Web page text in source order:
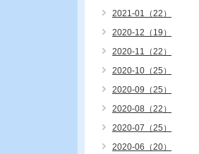
2021-01（22）
2020-12（19）
2020-11（22）
2020-10（25）
2020-09（25）
2020-08（22）
2020-07（25）
2020-06（20）